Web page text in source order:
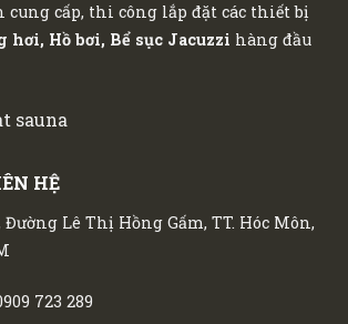
cung cấp, thi công lắp đặt các thiết bị
Hồ bơi, Bể sục Jacuzzi hàng đầu
HỆ
Đường Lê Thị Hồng Gấm, TT. Hóc Môn,
723 289